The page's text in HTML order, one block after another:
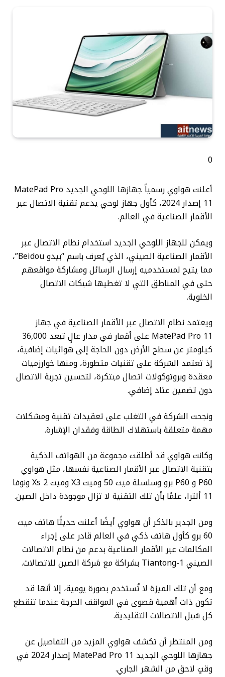
0
أعلنت هواوي رسمياً جهازها اللوحي الجديد MatePad Pro
11 إصدار 2024، كأول جهاز لوحي يدعم تقنية الاتصال عبر
الأقمار الصناعية في العالم.
ويمكن للجهاز اللوحي الجديد استخدام نظام الاتصال عبر
الأقمار الصناعية الصيني، الذي يُعرف باسم “بيدو Beidou”،
مما يتيح لمستخدميه إرسال الرسائل ومشاركة مواقعهم
حتى في المناطق التي لا تغطيها شبكات الاتصال
الخلوية.
ويعتمد نظام الاتصال عبر الأقمار الصناعية في جهاز
MatePad Pro 11 على أقمار في مدار عالٍ تبعد 36,000
كيلومتر عن سطح الأرض دون الحاجة إلى هوائيات إضافية،
إذ تعتمد الشركة على تقنيات متطورة، ومنها خوارزميات
معقدة وبروتوكولات اتصال مبتكرة، لتحسين تجربة الاتصال
دون تضمين عتاد إضافي.
ونجحت الشركة في التغلب على تعقيدات تقنية ومشكلات
مهمة متعلقة باستهلاك الطاقة وفقدان الإشارة.
وكانت هواوي قد أطلقت مجموعة من الهواتف الذكية
بتقنية الاتصال عبر الأقمار الصناعية نفسها، مثل هواوي
P60 و P60 برو وسلسلة ميت 50 وميت X3 وميت Xs 2 ونوفا
11 ألترا، علمًا بأن تلك التقنية لا تزال موجودة داخل الصين.
ومن الجدير بالذكر أن هواوي أيضًا أعلنت حديثًا هاتف ميت
60 برو كأول هاتف ذكي في العالم قادر على إجراء
المكالمات عبر الأقمار الصناعية بدعم من نظام الاتصالات
الصيني Tiantong-1 بشراكة مع شركة الصين للاتصالات.
ومع أن تلك الميزة لا تُستخدم بصورة يومية، إلا أنها قد
تكون ذات أهمية قصوى في المواقف الحرجة عندما تنقطع
كل سُبل الاتصالات التقليدية.
ومن المنتظر أن تكشف هواوي المزيد من التفاصيل عن
جهازها اللوحي الجديد MatePad Pro 11 إصدار 2024 في
وقتٍ لاحق من الشهر الجاري.